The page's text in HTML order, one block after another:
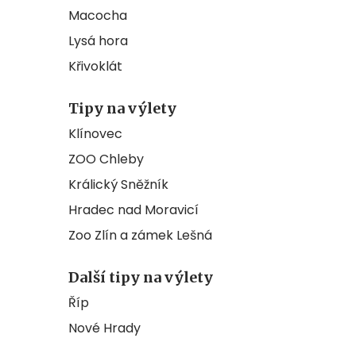
Macocha
Lysá hora
Křivoklát
Tipy na výlety
Klínovec
ZOO Chleby
Králický Sněžník
Hradec nad Moravicí
Zoo Zlín a zámek Lešná
Další tipy na výlety
Říp
Nové Hrady